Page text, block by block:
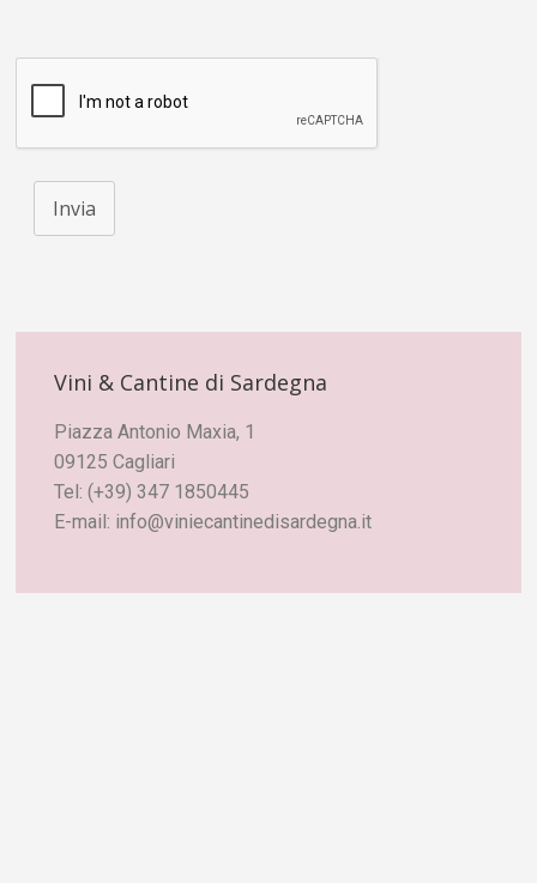
Invia
Vini & Cantine di Sardegna
Piazza Antonio Maxia, 1
09125 Cagliari
Tel: (+39) 347 1850445
E-mail: info@viniecantinedisardegna.it